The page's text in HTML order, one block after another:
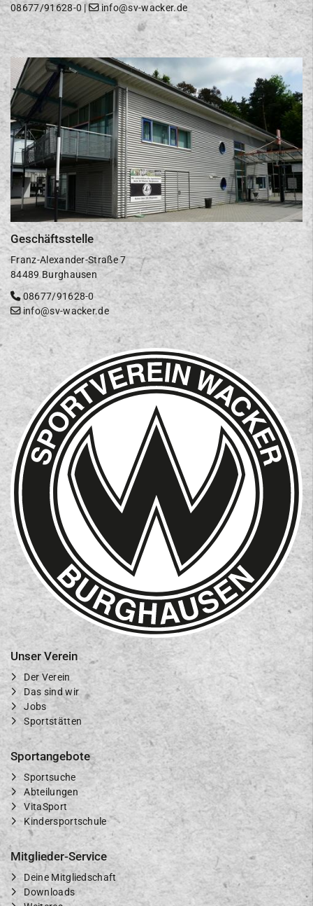
08677/91628-0 | info@sv-wacker.de
Geschäftsstelle
Franz-Alexander-Straße 7
84489 Burghausen
08677/91628-0
info@sv-wacker.de
Unser Verein
Der Verein
Das sind wir
Jobs
Sportstätten
Sportangebote
Sportsuche
Abteilungen
VitaSport
Kindersportschule
Mitglieder-Service
Deine Mitgliedschaft
Downloads